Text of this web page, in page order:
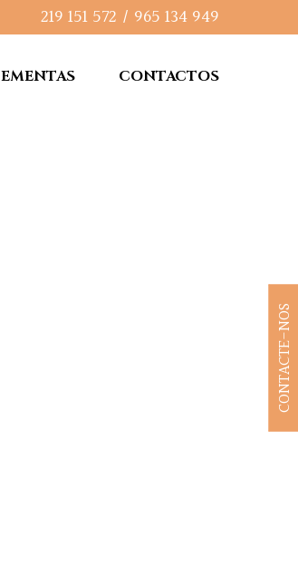
219 151 572 / 965 134 949
EMENTAS CONTACTOS
CONTACTE-NOS